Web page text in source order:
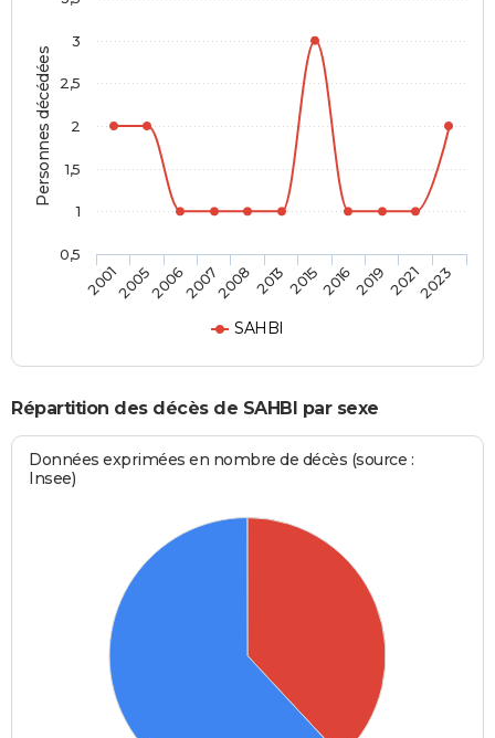
Personnes décédées
SAHBI
20012005200620072008201320152016201920212023
0,5
1
1,5
2
2,5
3
Répartition des décès de SAHBI par sexe
Données exprimées en nombre de décès (source :
Insee)